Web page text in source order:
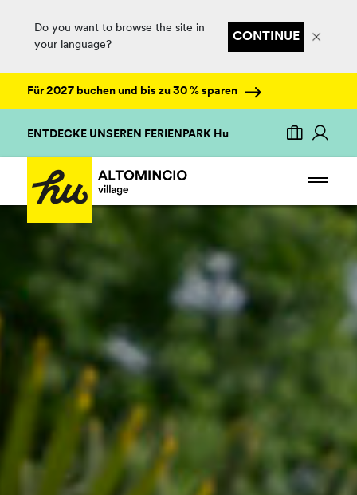
Do you want to browse the site in
your language?
CONTINUE
Für 2027 buchen und bis zu 30 % sparen
ENTDECKE UNSEREN FERIENPARK Hu